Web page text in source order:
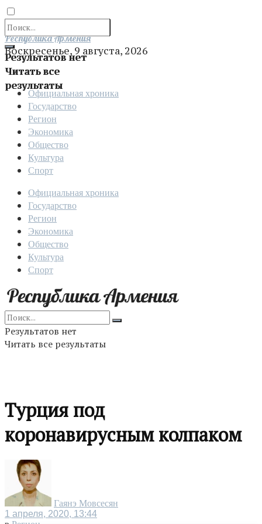
Результатов нет
Читать все
результаты
Отправить
Республика Армения
Воскресенье, 9 августа, 2026
Официальная хроника
Государство
Регион
Экономика
Общество
Культура
Спорт
Официальная хроника
Государство
Регион
Экономика
Общество
Культура
Спорт
Результатов нет
Читать все результаты
Турция под
коронавирусным колпаком
Гаянэ Мовсесян
1 апреля, 2020, 13:44